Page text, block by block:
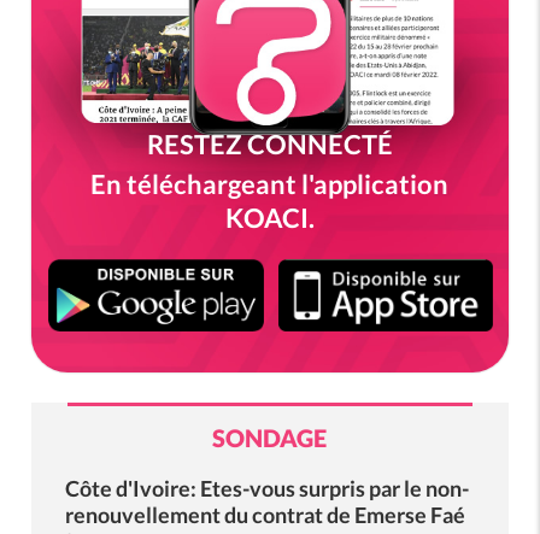
RESTEZ CONNECTÉ
En téléchargeant l'application
KOACI.
SONDAGE
Côte d'Ivoire: Etes-vous surpris par le non-
renouvellement du contrat de Emerse Faé